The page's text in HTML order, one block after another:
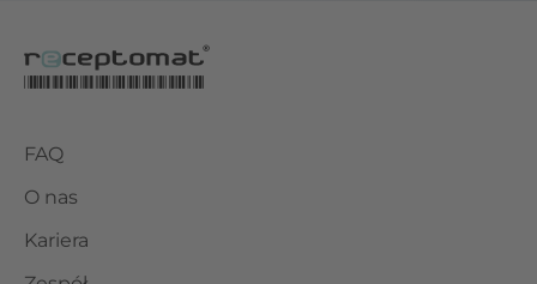
FAQ
O nas
Kariera